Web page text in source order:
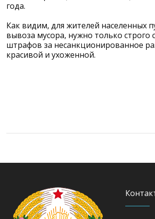
года.
Как видим, для жителей населенных
вывоза мусора, нужно только строго
штрафов за несанкционированное
красивой и ухоженной.